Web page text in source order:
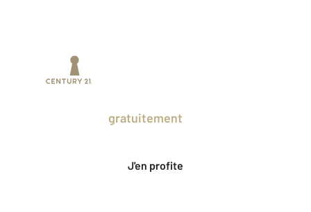
gratuitement
J'en profite